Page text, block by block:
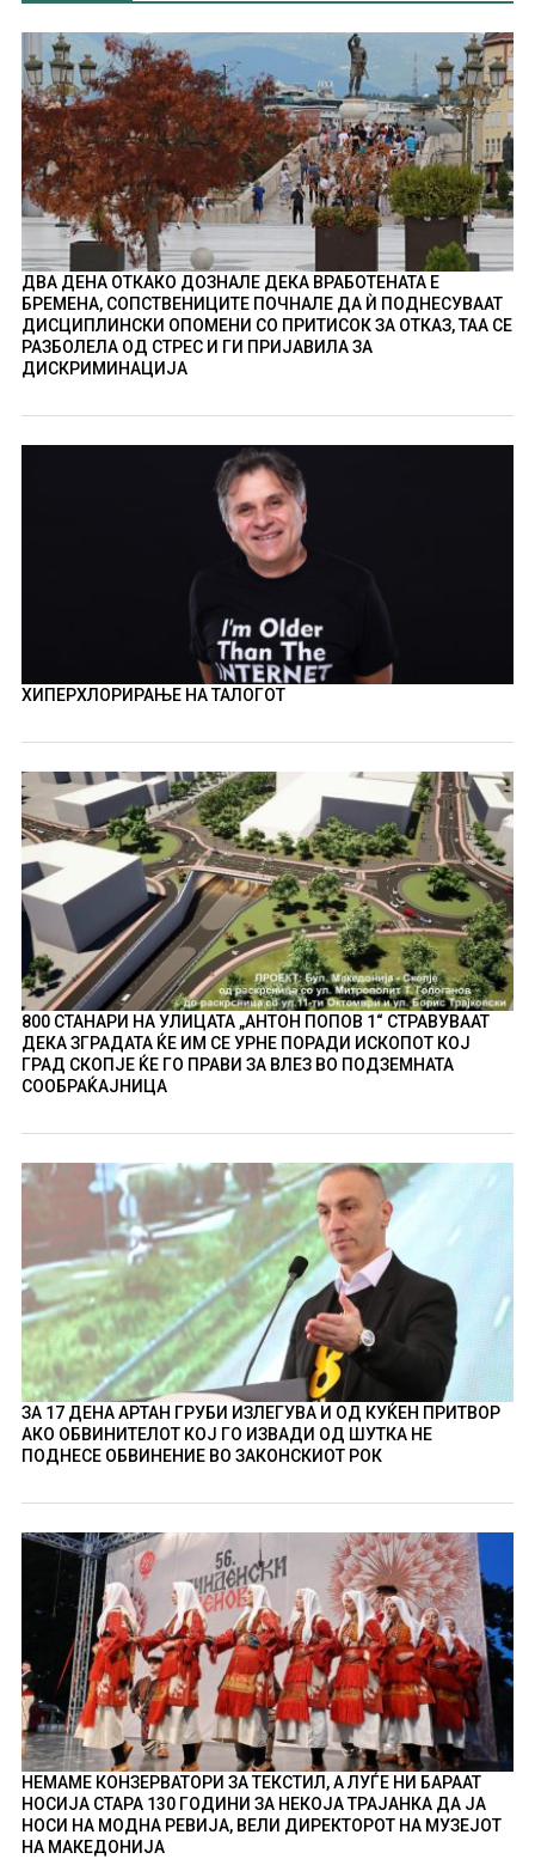
ДВА ДЕНА ОТКАКО ДОЗНАЛЕ ДЕКА ВРАБОТЕНАТА Е
БРЕМЕНА, СОПСТВЕНИЦИТЕ ПОЧНАЛЕ ДА Ѝ ПОДНЕСУВААТ
ДИСЦИПЛИНСКИ ОПОМЕНИ СО ПРИТИСОК ЗА ОТКАЗ, ТАА СЕ
РАЗБОЛЕЛА ОД СТРЕС И ГИ ПРИЈАВИЛА ЗА
ДИСКРИМИНАЦИЈА
ХИПЕРХЛОРИРАЊЕ НА ТАЛОГОТ
800 СТАНАРИ НА УЛИЦАТА „АНТОН ПОПОВ 1“ СТРАВУВААТ
ДЕКА ЗГРАДАТА ЌЕ ИМ СЕ УРНЕ ПОРАДИ ИСКОПОТ КОЈ
ГРАД СКОПЈЕ ЌЕ ГО ПРАВИ ЗА ВЛЕЗ ВО ПОДЗЕМНАТА
СООБРАЌАЈНИЦА
ЗА 17 ДЕНА АРТАН ГРУБИ ИЗЛЕГУВА И ОД КУЌЕН ПРИТВОР
АКО ОБВИНИТЕЛОТ КОЈ ГО ИЗВАДИ ОД ШУТКА НЕ
ПОДНЕСЕ ОБВИНЕНИЕ ВО ЗАКОНСКИОТ РОК
НЕМАМЕ КОНЗЕРВАТОРИ ЗА ТЕКСТИЛ, А ЛУЃЕ НИ БАРААТ
НОСИЈА СТАРА 130 ГОДИНИ ЗА НЕКОЈА ТРАЈАНКА ДА ЈА
НОСИ НА МОДНА РЕВИЈА, ВЕЛИ ДИРЕКТОРОТ НА МУЗЕЈОТ
НА МАКЕДОНИЈА